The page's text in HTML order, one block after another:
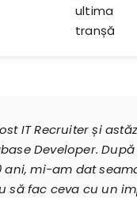
ultima
tranșă
IT Recruiter și
Developer.
ani, mi-am dat
să fac ceva cu un